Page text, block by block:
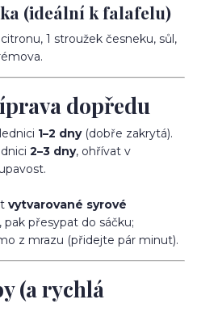
(ideální k falafelu)
1 stroužek česneku, sůl,
dopředu
1–2 dny(dobře zakrytá).
2–3 dny, ohřívat v
vytvarované syrové
přesypat do sáčku;
z mrazu (přidejte pár minut).
(a rychlá